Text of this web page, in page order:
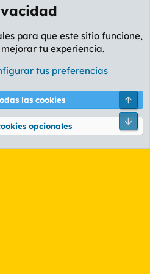
AMARILLO
Política de privacidad Ayuda
2010-2026 XenForo Ltd.
para que este sitio funcione,
tu experiencia.
tus preferencias
las cookies
opcionales
Pie